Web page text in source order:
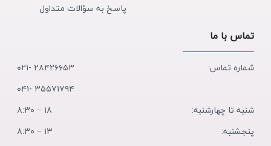
پاسخ به سؤالات متداول
تماس با ما
شماره تماس:
۲۸۴۲۶۶۵۳ -۰۲۱
۳۵۵۷۱۷۹۴ -۰۴۱
شنبه تا چهارشنبه:
۱۸ − ۸:۳۰
پنجشنبه:
۱۳ − ۸:۳۰